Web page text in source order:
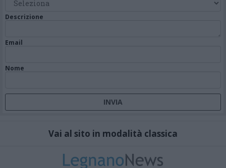
Descrizione
Email
Nome
Vai al sito in modalità classica